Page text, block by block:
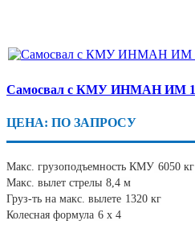
Самосвал с КМУ ИНМАН ИМ
ЦЕНА: ПО ЗАПРОСУ
Макс. грузоподъемность КМУ 6050 кг
Макс. вылет стрелы 8,4 м
Груз-ть на макс. вылете 1320 кг
Колесная формула 6 x 4